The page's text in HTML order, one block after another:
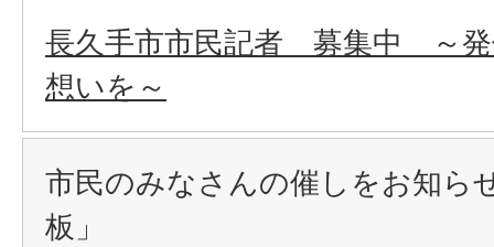
長久手市市民記者 募集中 ～発
想いを～
市民のみなさんの催しをお知
板」